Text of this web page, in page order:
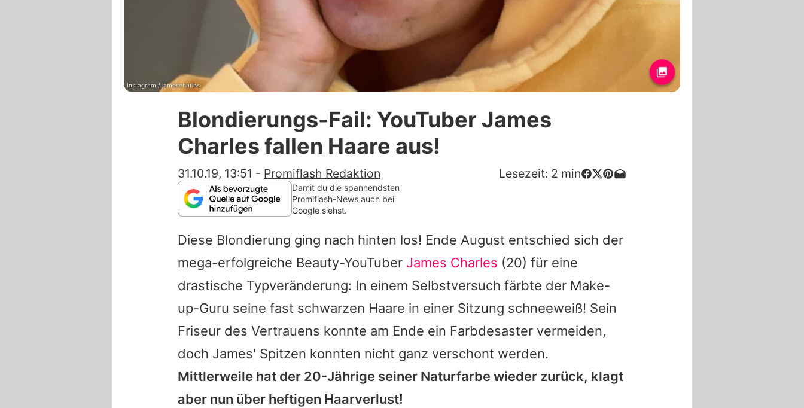
Redaktionelle Richtlinien
Datenschutzerklärung
Nutzungsbedingungen
Utiq verwalten
Instagram / jamescharles
Blondierungs-Fail: YouTuber James
Charles fallen Haare aus!
31.10.19, 13:51 - Promiflash Redaktion Lesezeit: 2 min
Damit du die spannendsten
Promiflash-News auch bei
Google siehst.
Diese Blondierung ging nach hinten los! Ende August entschied sich der
mega-erfolgreiche Beauty-YouTuber James Charles (20) für eine
drastische Typveränderung: In einem Selbstversuch färbte der Make-
up-Guru seine fast schwarzen Haare in einer Sitzung schneeweiß! Sein
Friseur des Vertrauens konnte am Ende ein Farbdesaster vermeiden,
doch James' Spitzen konnten nicht ganz verschont werden.
Mittlerweile hat der 20-Jährige seiner Naturfarbe wieder zurück, klagt
aber nun über heftigen Haarverlust!